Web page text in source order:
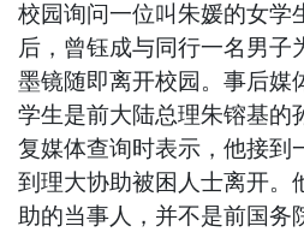
校园询问一位叫朱媛的女学
后，曾钰成与同行一名男子
墨镜随即离开校园。事后媒
学生是前大陆总理朱镕基的
复媒体查询时表示，他接到
到理大协助被困人士离开。
助的当事人，并不是前国务